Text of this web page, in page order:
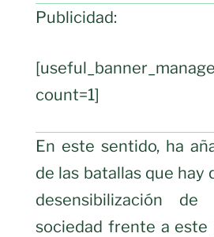
Publicidad:
count=1]
En este sentido, ha
de las batallas que hay
desensibilización
sociedad frente a este